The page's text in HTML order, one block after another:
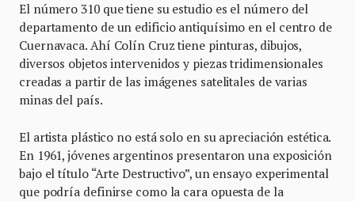
El número 310 que tiene su estudio es el número del
departamento de un edificio antiquísimo en el centro de
Cuernavaca. Ahí Colín Cruz tiene pinturas, dibujos,
diversos objetos intervenidos y piezas tridimensionales
creadas a partir de las imágenes satelitales de varias
minas del país.
El artista plástico no está solo en su apreciación estética.
En 1961, jóvenes argentinos presentaron una exposición
bajo el título “Arte Destructivo”, un ensayo experimental
que podría definirse como la cara opuesta de la